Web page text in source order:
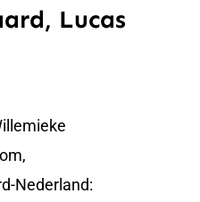
Lucas
Nederland: